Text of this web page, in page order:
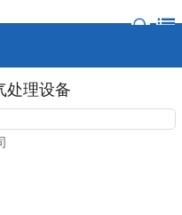
处理设备